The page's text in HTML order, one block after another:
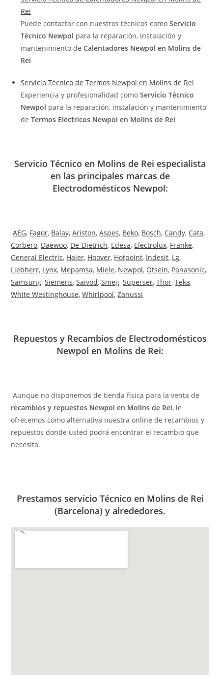
Rei
Puede contactar con nuestros técnicos comoServicio
Técnico Newpol para la reparación, instalación y
mantenimiento deCalentadores Newpol en Molins de
Rei
Servicio Técnico de Termos Newpol en Molins de Rei
Experiencia y profesionalidad comoServicio Técnico
Newpol para la reparación, instalación y mantenimiento
deTermos Eléctricos Newpol en Molins de Rei
Servicio Técnico en Molins de Rei especialista
en las principales marcas de
Electrodomésticos Newpol:
AEG, Fagor, Balay,Ariston,Aspes, Beko, Bosch, Candy, Cata,
Corbero, Daewoo, De-Dietrich, Edesa, Electrolux, Franke,
General Electric, Haier, Hoover, Hotpoint, Indesit, Lg,
Liebherr, Lynx, Mepamsa, Miele, Newpol, Otsein, Panasonic,
Samsung,Siemens,Saivod,Smeg,Superser,Thor,Teka,
White Westinghouse,Whirlpool,Zanussi
Repuestos y Recambios de Electrodomésticos
Newpol en Molins de Rei:
Aunque no disponemos de tienda física para la venta de
recambios y repuestos Newpol en Molins de Rei, le
ofrecemos como alternativa nuestra online de recambios y
repuestos donde usted podrá encontrar el recambio que
necesita.
Prestamos servicio Técnico en Molins de Rei
(Barcelona) y alrededores.